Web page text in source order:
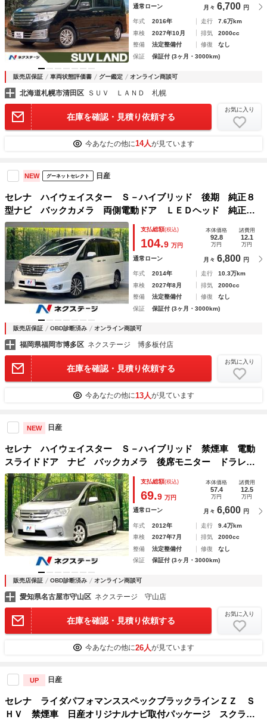
通常ローン 月々 6,700 円
年式 2016年 走行
7.6万km
車検
2027年10月 排気
2000cc
整備
法定整備付 修復
なし
保証
保証付 (3ヶ月・3000km)
販売店保証 車両状態評価書 グー鑑定 オンライン商談可
北海道札幌市清田区 ＳＵＶ ＬＡＮＤ 札幌
在庫を確認・見積り依頼する
お気に入り
今あなたの他に14人が見ています
NEW グーネットセレクト 日産
セレナ ハイウェイスター Ｓ－ハイブリッド 後期 純正８
型ナビ バックカメラ 両側電動ドア ＬＥＤヘッド 純正１
６インチＡＷ 衝突被害軽減システム 禁煙車 コーナーセン
サー スマートキー ＥＴＣ オートライト クルコン 車線
逸脱警報
支払総額(税込)
104.9 万円
本体価格
92.8
万円
諸費用
12.1
万円
通常ローン 月々 6,800 円
年式 2014年 走行
10.3万km
車検
2027年8月 排気
2000cc
整備
法定整備付 修復
なし
保証
保証付 (3ヶ月・3000km)
販売店保証 OBD診断済み オンライン商談可
福岡県福岡市博多区 ネクステージ 博多板付店
在庫を確認・見積り依頼する
お気に入り
今あなたの他に13人が見ています
NEW 日産
セレナ ハイウェイスター Ｓ－ハイブリッド 禁煙車 電動
スライドドア ナビ バックカメラ 後席モニター ドラレ
コ コーナーセンサー スマートキー ＥＴＣ クルコン 純
正１６インチＡＷ オートライト オートエアコン Ｂｌｕｅ
ｔｏｏｔｈ ＣＤ
支払総額(税込)
69.9 万円
本体価格
57.4
万円
諸費用
12.5
万円
通常ローン 月々 6,600 円
年式 2012年 走行
9.4万km
車検
2027年7月 排気
2000cc
整備
法定整備付 修復
なし
保証
保証付 (3ヶ月・3000km)
販売店保証 OBD診断済み オンライン商談可
愛知県名古屋市守山区 ネクステージ 守山店
在庫を確認・見積り依頼する
お気に入り
今あなたの他に26人が見ています
UP 日産
セレナ ライダパフォマンススペックブラックラインＺＺ Ｓ
ＨＶ 禁煙車 日産オリジナルナビ取付パッケージ スクラッ